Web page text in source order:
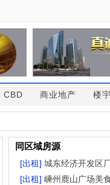
楼
商业地产
CBD
同区域房源
[出租] 城东经济开发区
[出租] 嵊州鹿山广场美